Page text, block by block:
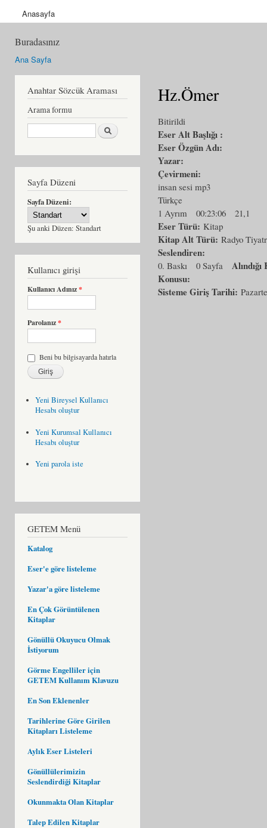
Anasayfa
Buradasınız
Ana Sayfa
Anahtar Sözcük Araması
Arama formu
Ara
Sayfa Düzeni
Sayfa Düzeni:
Şu anki Düzen: Standart
Kullanıcı girişi
Kullanıcı Adınız*
Parolanız*
Beni bu bilgisayarda hatırla
Yeni Bireysel Kullanıcı
Hesabı oluştur
Yeni Kurumsal Kullanıcı
Hesabı oluştur
Yeni parola iste
GETEM Menü
Katalog
Eser'e göre listeleme
Yazar'a göre listeleme
En Çok Görüntülenen
Kitaplar
Gönüllü Okuyucu Olmak
İstiyorum
Görme Engelliler için
GETEM Kullanım Klavuzu
En Son Eklenenler
Tarihlerine Göre Girilen
Kitapları Listeleme
Aylık Eser Listeleri
Gönüllülerimizin
Seslendirdiği Kitaplar
Okunmakta Olan Kitaplar
Talep Edilen Kitaplar
Hz.Ömer
Bitirildi
Eser Alt Başlığı :
Eser Özgün Adı:
Yazar:
Çevirmeni:
insan sesi mp3
Türkçe
1 Ayrım
00:23:06 21,1
Eser Türü: Kitap
Kitap Alt Türü: Radyo
Seslendiren:
0. Baskı 0 Sayfa
Konusu:
Sisteme Giriş Tarihi: